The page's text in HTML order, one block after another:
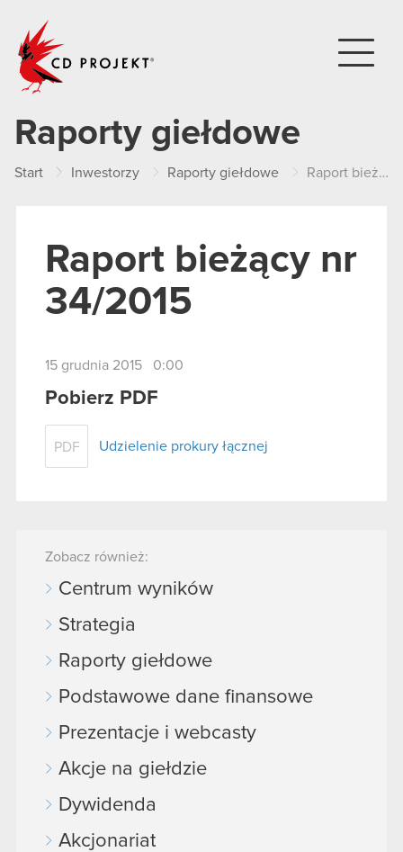
Raporty giełdowe
Start Inwestorzy Raporty giełdowe Raport bieżący nr 34/2015
Raport bieżący nr
34/2015
15 grudnia 2015 0:00
Pobierz PDF
PDF Udzielenie prokury łącznej
Zobacz również:
Centrum wyników
Strategia
Raporty giełdowe
Podstawowe dane finansowe
Prezentacje i webcasty
Akcje na giełdzie
Dywidenda
Akcjonariat